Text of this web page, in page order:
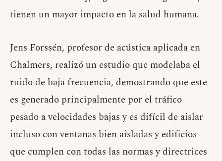
tienen un mayor impacto en la salud humana.
Jens Forssén, profesor de acústica aplicada en
Chalmers, realizó un estudio que modelaba el
ruido de baja frecuencia, demostrando que este
es generado principalmente por el tráfico
pesado a velocidades bajas y es difícil de aislar
incluso con ventanas bien aisladas y edificios
que cumplen con todas las normas y directrices